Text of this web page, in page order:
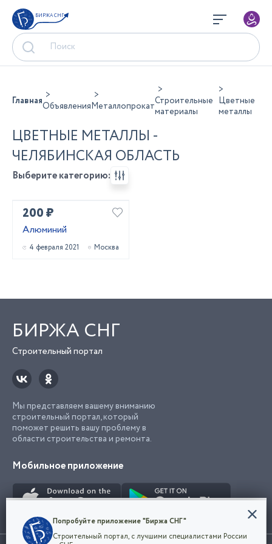
БИРЖА СНГ
ГлавнаяОбъявленияМеталлопрокатСтроительные
материалы
Цветные
металлы
ЦВЕТНЫЕ МЕТАЛЛЫ -
ЧЕЛЯБИНСКАЯ ОБЛАСТЬ
Выберите категорию:
200 ₽
Алюминий
4 февраля 2021 Москва
БИРЖА СНГ
Строительный портал
Мы представляем вашему вниманию
строительный портал, который
поможет решить вашу проблему в
области строительства и ремонта.
Мобильное приложение
Конфиденциальность
Мы используем файлы cookie, чтобы сделать
Попробуйте приложение "Биржа СНГ"
Строительный портал, с лучшими специалистами России